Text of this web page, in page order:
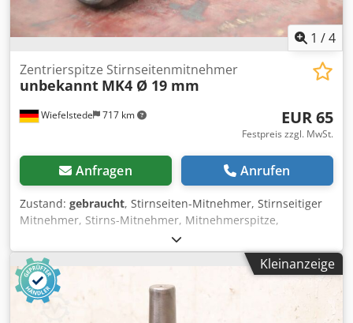
1 /4
Wiefelstede 717 km
Zentrierspitze Stirnseitenmitnehmer
unbekannt MK4 Ø 19 mm
EUR 65
Festpreis zzgl. MwSt.
Anfragen Anrufen
Zustand: gebraucht, Stirnseiten-Mitnehmer, Stirnseitiger
Mitnehmer, Stirns-Mitnehmer, Mitnehmerspitze,
Stirnseitenmitnehmer, Stirnmitnehmer -
Stirnseitenmitnehmer: Aufnahme: MK4 -Stirnmaß: Ø 19
mm -Abmessung: Ø 34 x 162 mm -Gewicht: 0,6 kg
Dsdpfsuza N Tjx Afijck
Kleinanzeige